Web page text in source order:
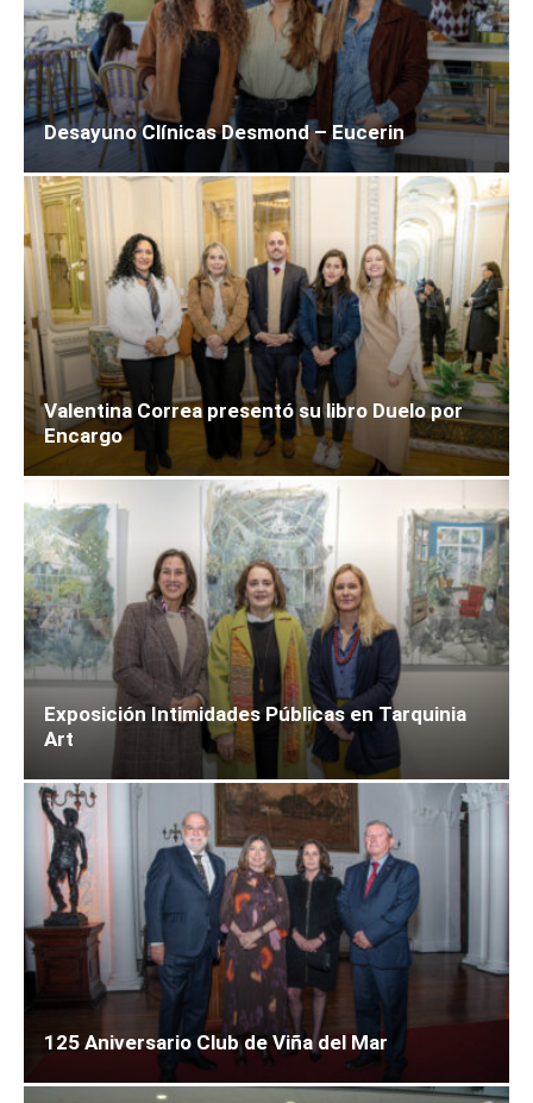
Desayuno Clínicas Desmond – Eucerin
Valentina Correa presentó su libro Duelo por
Encargo
Exposición Intimidades Públicas en Tarquinia
Art
125 Aniversario Club de Viña del Mar